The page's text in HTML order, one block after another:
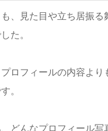
、見た目や立ち居振
た。
ロフィールの内容よ
。
どんなプロフィール